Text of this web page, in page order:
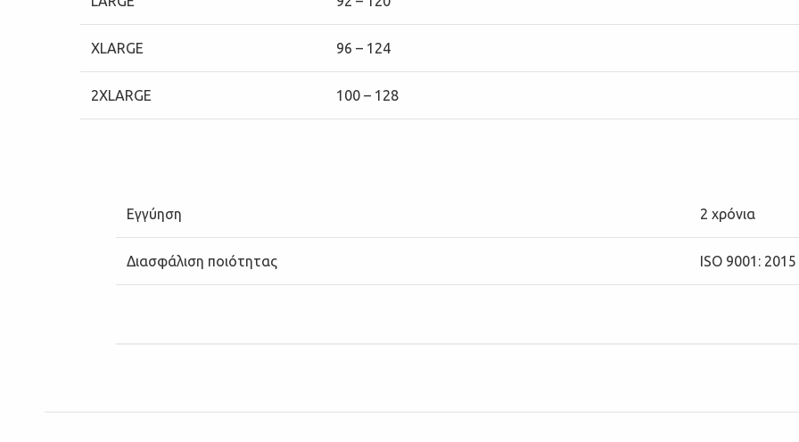
XLARGE 96 – 124
2XLARGE 100 – 128
Εγγύηση 2 χρόνια
Διασφάλιση ποιότητας ISO 9001: 2015